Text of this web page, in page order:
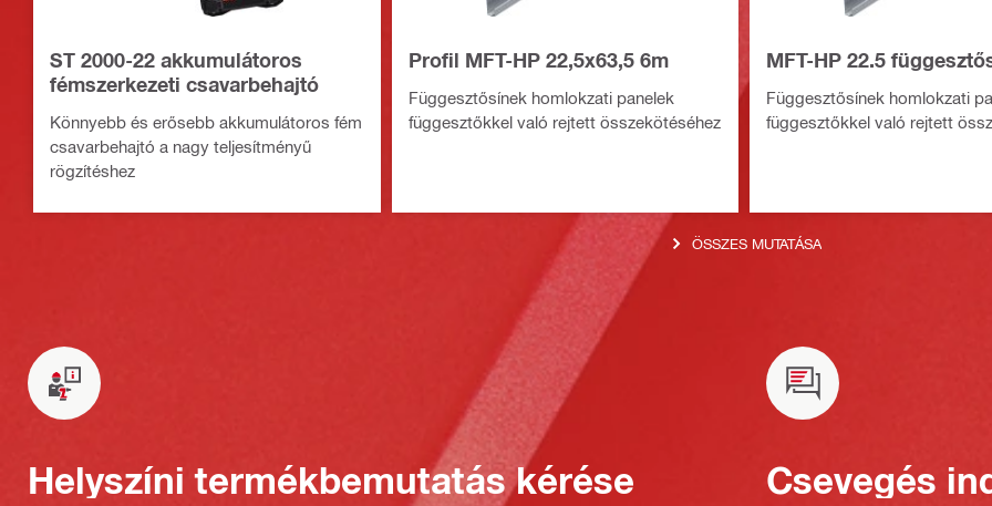
ST 2000-22 akkumulátoros
fémszerkezeti csavarbehajtó
Könnyebb és erősebb akkumulátoros fém
csavarbehajtó a nagy teljesítményű
rögzítéshez
Profil MFT-HP 22,5x63,5 6m
Függesztősínek homlokzati panelek
függesztőkkel való rejtett összekötéséhez
MFT-HP 22.5
Függesztősínek homlokzati
függesztőkkel való rejtett
ÖSSZES MUTATÁSA
Helyszíni termékbemutatás kérése Csevegés